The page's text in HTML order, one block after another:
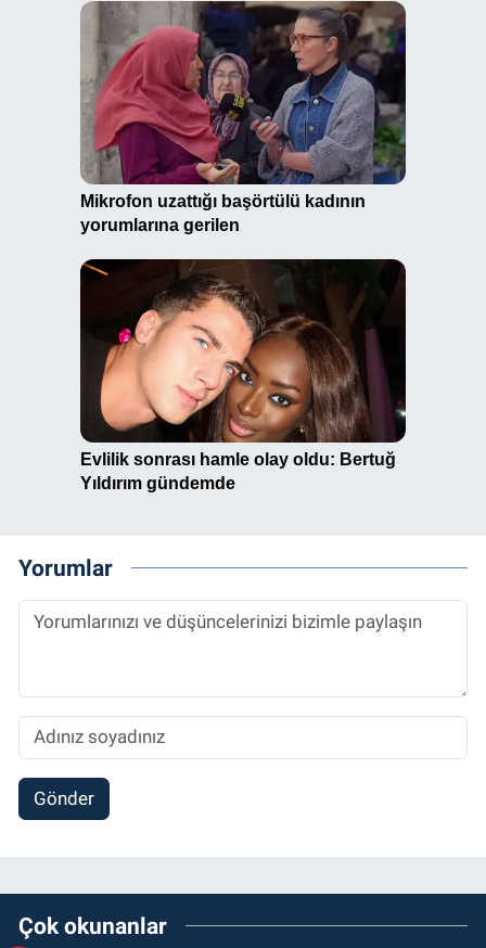
Yorumlar
Gönder
Çok okunanlar